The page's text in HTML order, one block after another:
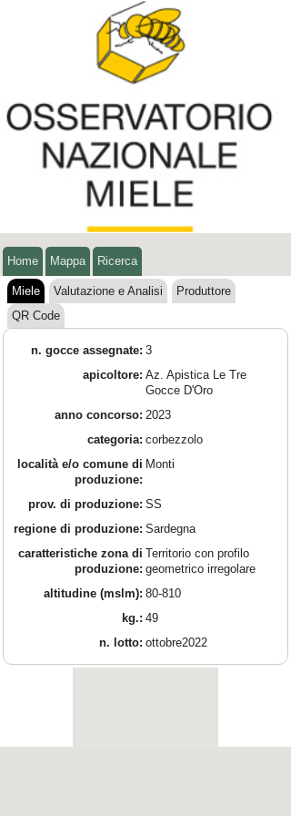
Home Mappa Ricerca
Miele Valutazione e Analisi
Produttore
QR Code
n. gocce assegnate: 3
apicoltore: Az. Apistica Le Tre
Gocce D'Oro
anno concorso: 2023
categoria: corbezzolo
località e/o comune di
produzione:
Monti
prov. di produzione: SS
regione di produzione: Sardegna
caratteristiche zona di
produzione:
Territorio con profilo
geometrico irregolare
altitudine (mslm): 80-810
kg.: 49
n. lotto: ottobre2022